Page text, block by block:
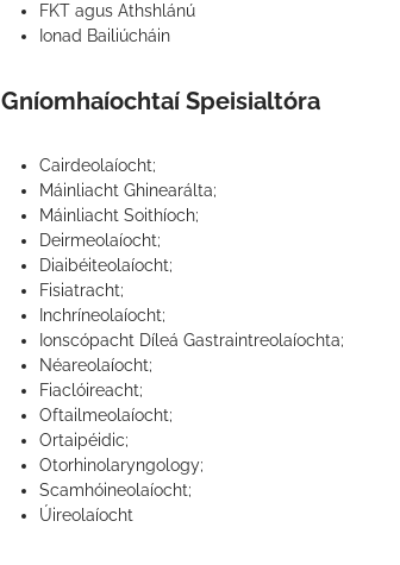
FKT agus Athshlánú
Ionad Bailiúcháin
Gníomhaíochtaí Speisialtóra
Cairdeolaíocht;
Máinliacht Ghinearálta;
Máinliacht Soithíoch;
Deirmeolaíocht;
Diaibéiteolaíocht;
Fisiatracht;
Inchríneolaíocht;
Ionscópacht Díleá Gastraintreolaíochta;
Néareolaíocht;
Fiaclóireacht;
Oftailmeolaíocht;
Ortaipéidic;
Otorhinolaryngology;
Scamhóineolaíocht;
Úireolaíocht